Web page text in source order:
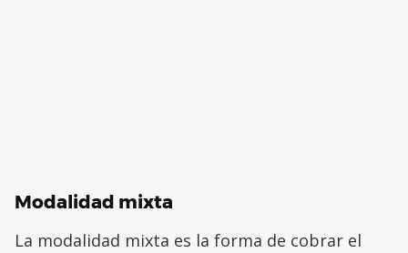
Modalidad mixta
La modalidad mixta es la forma de cobrar el